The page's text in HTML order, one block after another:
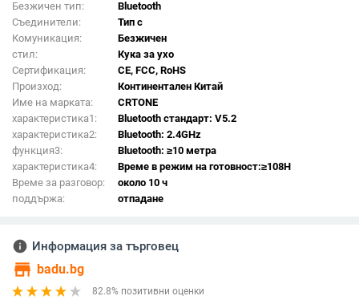
Безжичен тип:
Bluetooth
Съединители:
Тип c
Комуникация:
Безжичен
стил:
Кука за ухо
Сертификация:
CE, FCC, RoHS
Произход:
Континентален Китай
Име на марката:
CRTONE
характеристика1:
Bluetooth стандарт: V5.2
характеристика2:
Bluetooth: 2.4GHz
функция3:
Bluetooth: ≥10 метра
характеристика4:
Време в режим на готовност:≥108H
Време за разговор:
около 10 ч
поддържа:
отпадане
info Информация за търговец
store badu.bg
82.8% позитивни оценки